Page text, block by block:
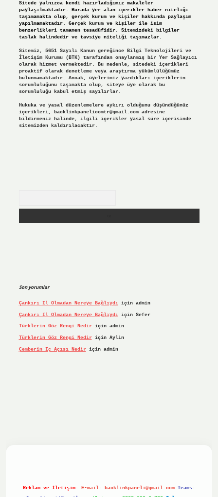
Sitede yalnızca kendi hazırladığımız makaleler
paylaşılmaktadır. Burada yer alan içerikler haber niteliği
taşımamakta olup, gerçek kurum ve kişiler hakkında paylaşım
yapılmamaktadır. Gerçek kurum ve kişiler ile isim
benzerlikleri tamamen tesadüfidir. Sitemizdeki bilgiler
taslak halindedir ve tavsiye niteliği taşımazlar.
Sitemiz, 5651 Sayılı Kanun gereğince Bilgi Teknolojileri ve
İletişim Kurumu (BTK) tarafından onaylanmış bir Yer Sağlayıcı
olarak hizmet vermektedir. Bu nedenle, sitedeki içerikleri
proaktif olarak denetleme veya araştırma yükümlülüğümüz
bulunmamaktadır. Ancak, üyelerimiz yazdıkları içeriklerin
sorumluluğunu taşımakta olup, siteye üye olarak bu
sorumluluğu kabul etmiş sayılırlar.
Hukuka ve yasal düzenlemelere aykırı olduğunu düşündüğünüz
içerikleri, backlinkpanelicomtr@gmail.comadresine
bildirmeniz halinde, ilgili içerikler yasal süre içerisinde
sitemizden kaldırılacaktır.
Son yorumlar
Çankırı Il Olmadan Nereye Bağlıydıiçin admin
Çankırı Il Olmadan Nereye Bağlıydıiçin Sefer
Türklerin Göz Rengi Nediriçin admin
Türklerin Göz Rengi Nediriçin Aylin
Çemberin Iç Açısı Nediriçin admin
Reklam ve İletişim: E-mail: backlinkpaneli@gmail.com Teams: